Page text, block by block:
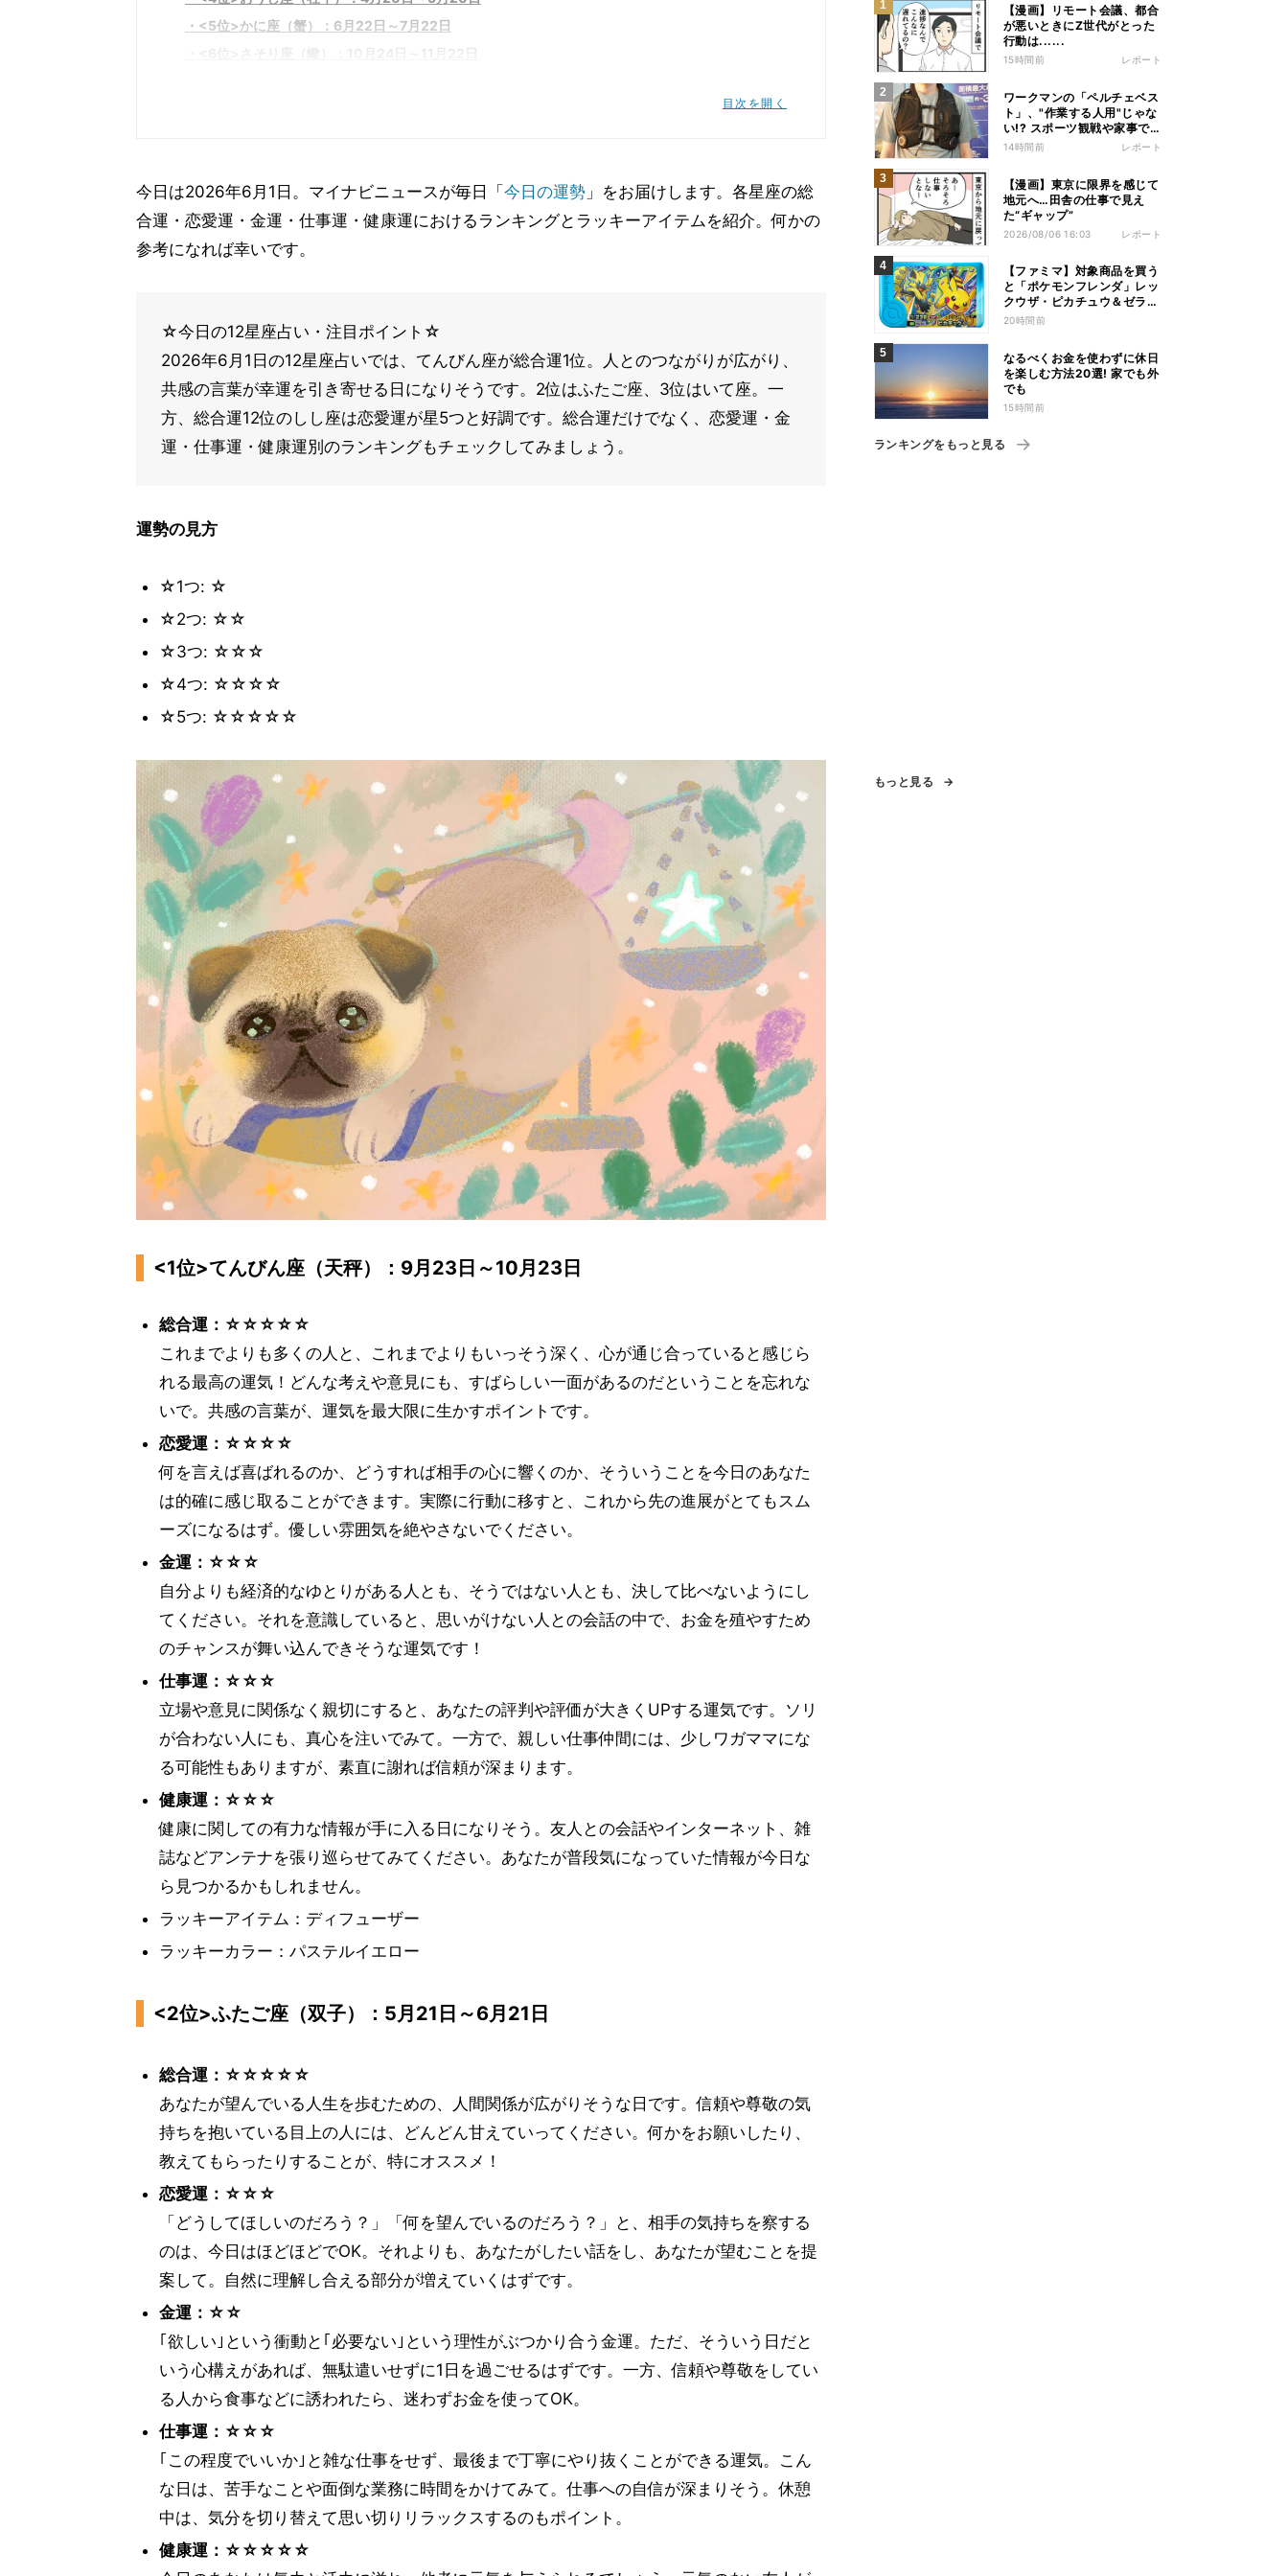
<5位>かに座（蟹）：6月22日～7月22日
<10位>やぎ座（山羊）：12月22日～1月19日
<11位>おとめ座（乙女）：8月23日～9月22日
<12位>しし座（獅子）：7月23日～8月22日
目次を開く
今日は2026年6月1日。マイナビニュースが毎日「 今日の運勢 」をお届けします。各星座の総
合運・恋愛運・金運・仕事運・健康運におけるランキングとラッキーアイテムを紹介。何かの
参考になれば幸いです。
☆今日の12星座占い・注目ポイント☆
2026年6月1日の12星座占いでは、てんびん座が総合運1位。人とのつながりが広がり、
共感の言葉が幸運を引き寄せる日になりそうです。2位はふたご座、3位はいて座。一
方、総合運12位のしし座は恋愛運が星5つと好調です。総合運だけでなく、恋愛運・金
運・仕事運・健康運別のランキングもチェックしてみましょう。
運勢の見方
☆1つ: ☆
☆2つ: ☆☆
☆3つ: ☆☆☆
☆4つ: ☆☆☆☆
☆5つ: ☆☆☆☆☆
<1位>てんびん座（天秤）：9月23日～10月23日
総合運：☆☆☆☆☆
これまでよりも多くの人と、これまでよりもいっそう深く、心が通じ合っていると感じら
れる最高の運気！どんな考えや意見にも、すばらしい一面があるのだということを忘れな
いで。共感の言葉が、運気を最大限に生かすポイントです。
恋愛運：☆☆☆☆
何を言えば喜ばれるのか、どうすれば相手の心に響くのか、そういうことを今日のあなた
は的確に感じ取ることができます。実際に行動に移すと、これから先の進展がとてもスム
ーズになるはず。優しい雰囲気を絶やさないでください。
金運：☆☆☆
自分よりも経済的なゆとりがある人とも、そうではない人とも、決して比べないようにし
てください。それを意識していると、思いがけない人との会話の中で、お金を殖やすため
のチャンスが舞い込んできそうな運気です！
仕事運：☆☆☆
立場や意見に関係なく親切にすると、あなたの評判や評価が大きくUPする運気です。ソリ
が合わない人にも、真心を注いでみて。一方で、親しい仕事仲間には、少しワガママにな
る可能性もありますが、素直に謝れば信頼が深まります。
健康運：☆☆☆
健康に関しての有力な情報が手に入る日になりそう。友人との会話やインターネット、雑
誌などアンテナを張り巡らせてみてください。あなたが普段気になっていた情報が今日な
ら見つかるかもしれません。
ラッキーアイテム：ディフューザー
ラッキーカラー：パステルイエロー
<2位>ふたご座（双子）：5月21日～6月21日
総合運：☆☆☆☆☆
あなたが望んでいる人生を歩むための、人間関係が広がりそうな日です。信頼や尊敬の気
持ちを抱いている目上の人には、どんどん甘えていってください。何かをお願いしたり、
教えてもらったりすることが、特にオススメ！
恋愛運：☆☆☆
「どうしてほしいのだろう？」「何を望んでいるのだろう？」と、相手の気持ちを察する
のは、今日はほどほどでOK。それよりも、あなたがしたい話をし、あなたが望むことを提
案して。自然に理解し合える部分が増えていくはずです。
金運：☆☆
｢欲しい｣という衝動と｢必要ない｣という理性がぶつかり合う金運。ただ、そういう日だと
いう心構えがあれば、無駄遣いせずに1日を過ごせるはずです。一方、信頼や尊敬をしてい
る人から食事などに誘われたら、迷わずお金を使ってOK。
仕事運：☆☆☆
｢この程度でいいか｣と雑な仕事をせず、最後まで丁寧にやり抜くことができる運気。こん
な日は、苦手なことや面倒な業務に時間をかけてみて。仕事への自信が深まりそう。休憩
中は、気分を切り替えて思い切りリラックスするのもポイント。
健康運：☆☆☆☆☆
【漫画】リモート会議、都合
が悪いときにZ世代がとった
行動は......
15時間前 レポート
ワークマンの「ペルチェベス
ト」、"作業する人用"じゃな
い!? スポーツ観戦や家事で
の熱中症&冷え対策に――話
14時間前 レポート
【漫画】東京に限界を感じて
地元へ…田舎の仕事で見え
た“ギャップ”
2026/08/06 16:03 レポート
【ファミマ】対象商品を買う
と「ポケモンフレンダ」レッ
クウザ・ピカチュウ＆ゼラオ
ラのスペシャルフレンダピッ
20時間前
なるべくお金を使わずに休日
を楽しむ方法20選! 家でも外
でも
15時間前
ランキングをもっと見る
もっと見る